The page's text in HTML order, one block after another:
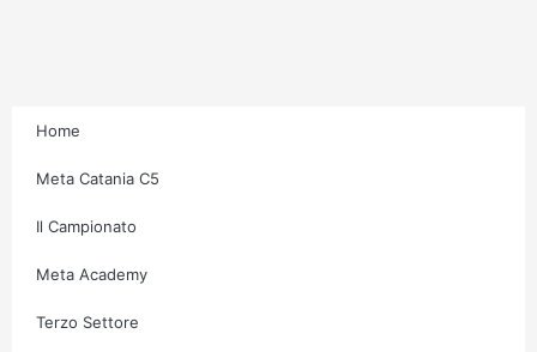
Home
Meta Catania C5
Il Campionato
Meta Academy
Terzo Settore